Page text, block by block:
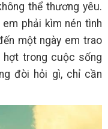
thể thương yêu.
phải kìm nén tình
một ngày em trao
hợt trong cuộc sống
đòi hỏi gì, chỉ cần